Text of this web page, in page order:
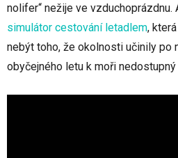
nolifer“ nežije ve vzduchoprázdnu.
simulátor cestování letadlem,
nebýt toho, že okolnosti učinily po
obyčejného letu k moři nedostupný